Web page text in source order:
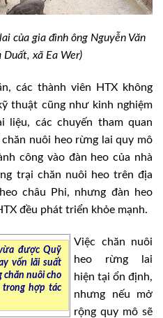
của gia đình ông Nguyễn Văn
Duất, xã Ea Wer)
các thành viên HTX không
thuật cũng như kinh nghiệm
liệu, các chuyến tham quan
nuôi heo rừng lai quy mô
công vào đàn heo của nhà
trại chăn nuôi heo trên địa
châu Phi, nhưng đàn heo
đều phát triển khỏe mạnh.
được Quỹ
vốn lãi suất
chăn nuôi cho
trong hợp tác
Việc chăn nuôi
heo rừng lai
hiện tại ổn định,
nhưng nếu mở
rộng quy mô sẽ